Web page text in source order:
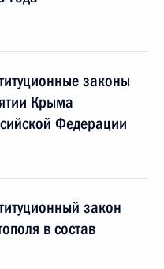
законы
Крыма
Федерации
закон
в состав